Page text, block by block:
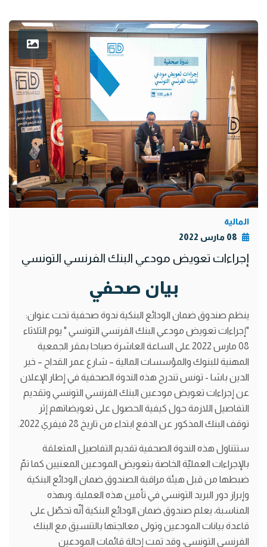
المالية
08 مارس 2022
إجراءات تعويض مودعي البنك الفرنسي التونسي
بيان صحفي
ينظم صندوق ضمان الودائع البنكية ندوة صحفية تحت عنوان:
"إجراءات تعويض مودعي البنك الفرنسي التونسي " يوم الثلاثاء
08 مارس 2022 على الساعة العاشرة صباحا بمقر الجمعية
المهنية للبنوك والمؤسسات المالية – شارع عمر القداح – خير
الدين باشا - تونس تندرج هذه الندوة الصحفية في إطار الإعلان
عن إجراءات تعويض مودعين البنك الفرنسي التونسي وتقديم
التفاصيل اللازمة حول كيفية الحصول على تعويضاتهم إثر
توقف البنك المذكور عن الدفع ابتداء من تاريخ 28 فيفري 2022.
ستتناول هذه الندوة الصحفية تقديم التفاصيل المتعلقة
بالإجراءات العمليّة الخاصة بتعويض المودعين المعنيين كما تمّ
ضبطها من قبل هيئة مراقبة الصندوق ضمان الودائع البنكية
وإبراز دور البريد التونسي في تأمين هذه العملية. وبهذه
المناسبة، يعلم صندوق ضمان الودائع البنكية أنّه تحصّل على
قاعدة بيانات المودعين وتولى معالجتها بالتنسيق مع البنك
الفرنسي التونسي، وقد تمت إحالة قائمات المودعين